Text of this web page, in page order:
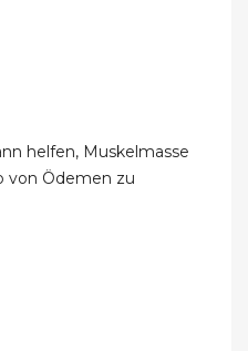
helfen, Muskelmasse
von Ödemen zu